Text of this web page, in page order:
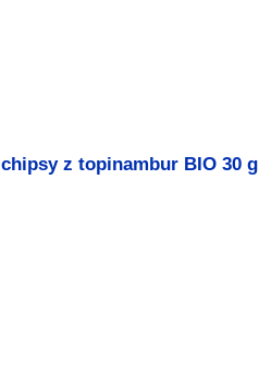
z topinambur BIO 30 g